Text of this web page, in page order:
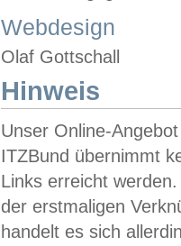
Webdesign
Olaf Gottschall
Hinweis
Unser Online-
ITZBund übernimmt
Links erreicht
der erstmaligen
handelt es sich